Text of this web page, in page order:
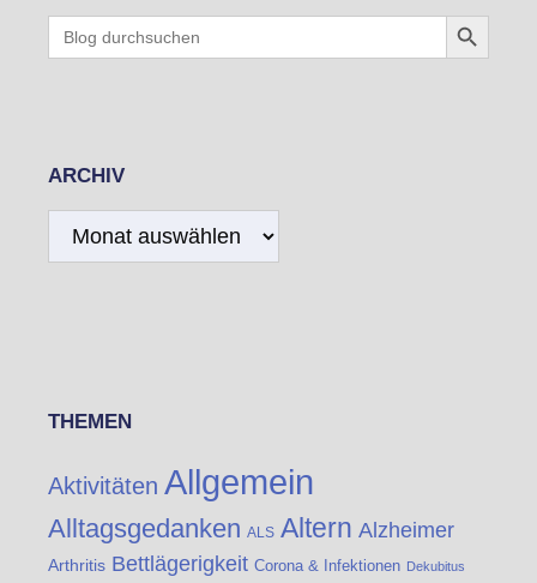
Search
for:
Search Button
ARCHIV
THEMEN
Aktivitäten Allgemein
Alltagsgedanken ALS Altern Alzheimer
Arthritis Bettlägerigkeit Corona & Infektionen Dekubitus